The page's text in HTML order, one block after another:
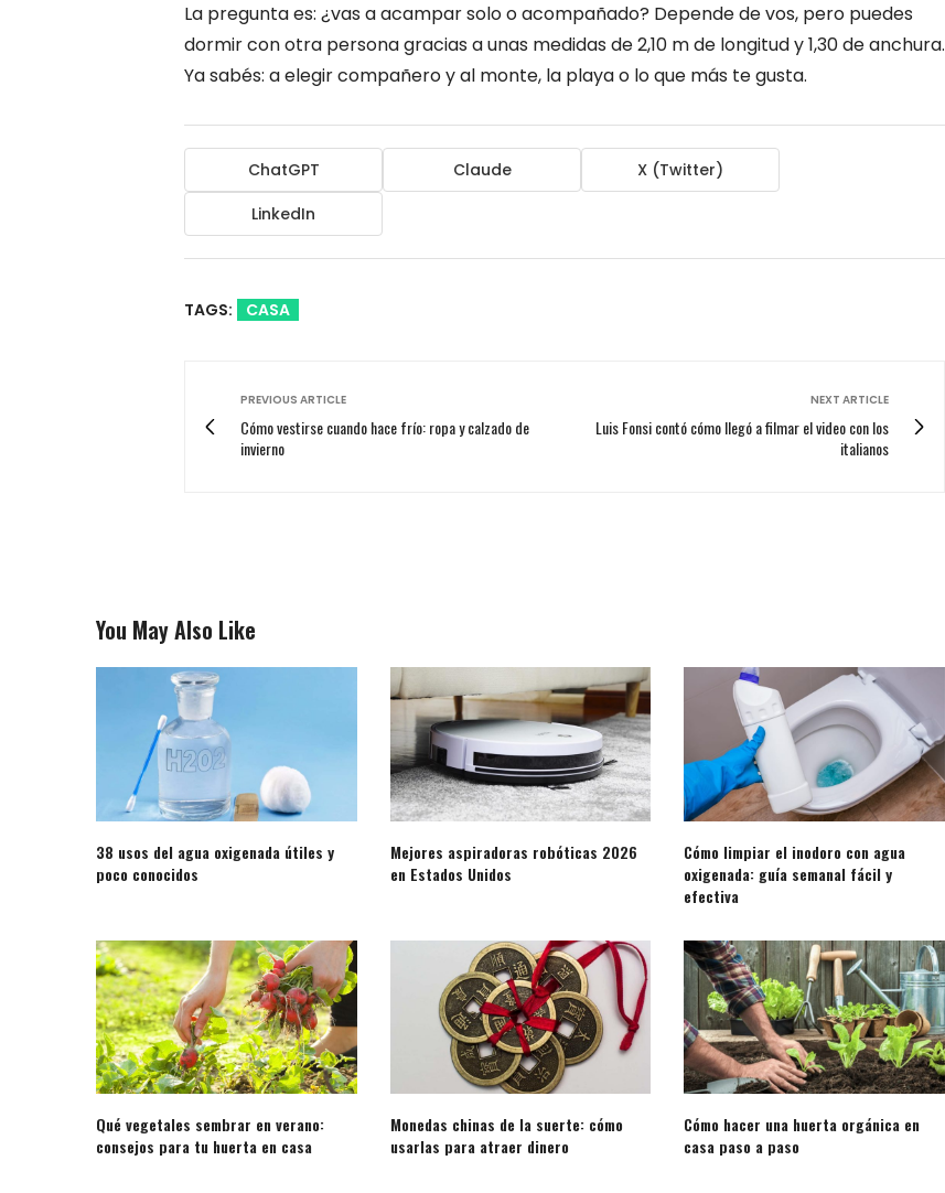
La pregunta es: ¿vas a acampar solo o acompañado? Depende de vos, pero puedes
dormir con otra persona gracias a unas medidas de 2,10 m de longitud y 1,30 de anchura.
Ya sabés: a elegir compañero y al monte, la playa o lo que más te gusta.
ChatGPT Claude
X (Twitter)
LinkedIn
TAGS: CASA
PREVIOUS ARTICLE
Cómo vestirse cuando hace frío: ropa y calzado de
invierno
NEXT ARTICLE
Luis Fonsi contó cómo llegó a filmar el video con los
italianos
You May Also Like
38 usos del agua oxigenada útiles y
poco conocidos
Mejores aspiradoras robóticas 2026
en Estados Unidos
Cómo limpiar el inodoro con agua
oxigenada: guía semanal fácil y
efectiva
Qué vegetales sembrar en verano:
consejos para tu huerta en casa
Monedas chinas de la suerte: cómo
usarlas para atraer dinero
Cómo hacer una huerta orgánica en
casa paso a paso